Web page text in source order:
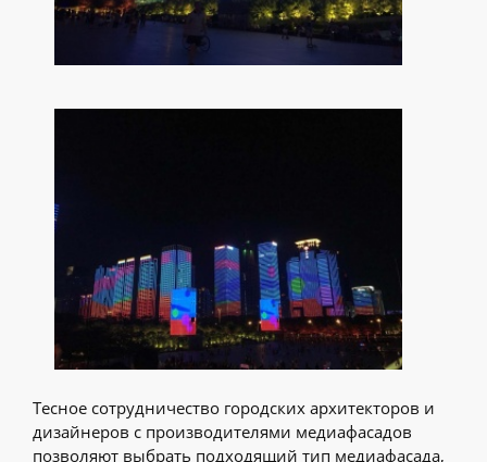
Тесное сотрудничество городских архитекторов и
дизайнеров с производителями медиафасадов
позволяют выбрать подходящий тип медиафасада,